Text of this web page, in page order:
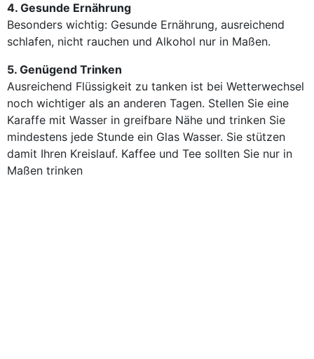
4. Gesunde Ernährung
Besonders wichtig: Gesunde Ernährung, ausreichend
schlafen, nicht rauchen und Alkohol nur in Maßen.
5. Genügend Trinken
Ausreichend Flüssigkeit zu tanken ist bei Wetterwechsel
noch wichtiger als an anderen Tagen. Stellen Sie eine
Karaffe mit Wasser in greifbare Nähe und trinken Sie
mindestens jede Stunde ein Glas Wasser. Sie stützen
damit Ihren Kreislauf. Kaffee und Tee sollten Sie nur in
Maßen trinken